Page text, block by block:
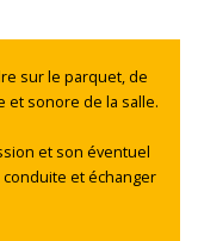
sur le parquet, de
et sonore de la salle.
et son éventuel
et échanger